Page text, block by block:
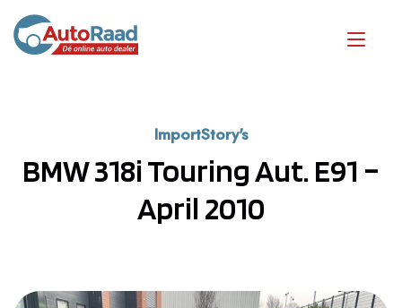
ImportStory's
BMW 318i Touring Aut. E91 –
April 2010